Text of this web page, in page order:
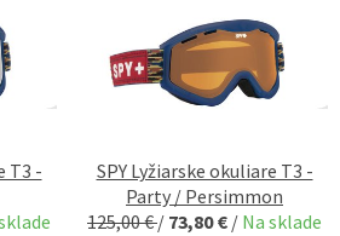
T3 -
SPY Lyžiarske okuliare T3 -
Party / Persimmon
125,00 €/ 73,80 € / Na sklade